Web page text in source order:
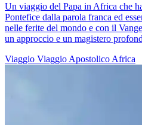
Un viaggio del Papa in Africa che
Pontefice dalla parola franca ed
nelle ferite del mondo e con il
un approccio e un magistero
Viaggio Viaggio Apostolico Africa